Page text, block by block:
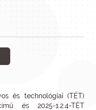
és technológiai (TÉT)
és 2025-1.2.4-TÉT